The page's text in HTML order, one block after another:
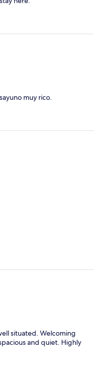
muy rico.
situated. Welcoming
and quiet. Highly